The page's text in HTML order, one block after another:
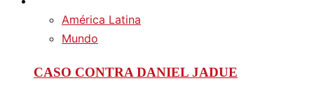
América Latina
Mundo
CASO CONTRA DANIEL JADUE